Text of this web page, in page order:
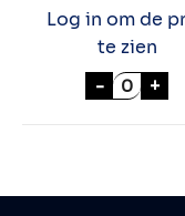
Log in om de
te zien
- CHIVAS
+